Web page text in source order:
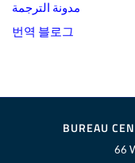
مدونة الترجمة
번역 블로그
BUREAU
66